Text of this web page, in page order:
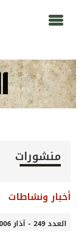
منشورات
أخبار ونشاطات
العدد 249 - آذار 2006